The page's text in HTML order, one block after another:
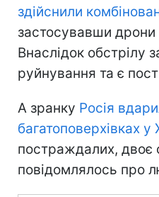
здійснили
застосувавши дрони
Внаслідок обстрілу
руйнування та є
А зранку Росія
багатоповерхівках у
постраждалих, двоє
повідомлялось про